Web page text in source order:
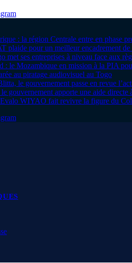
: la région Centrale entre en phase
plaide pour un meilleur encadrement
met ses entreprises à niveau face aux
: le Mozambique en mission à la PIA
au piratage audiovisuel au Togo
le gouvernement passe en revue
gouvernement apporte une aide directe
WIYAO fait revivre la figure du